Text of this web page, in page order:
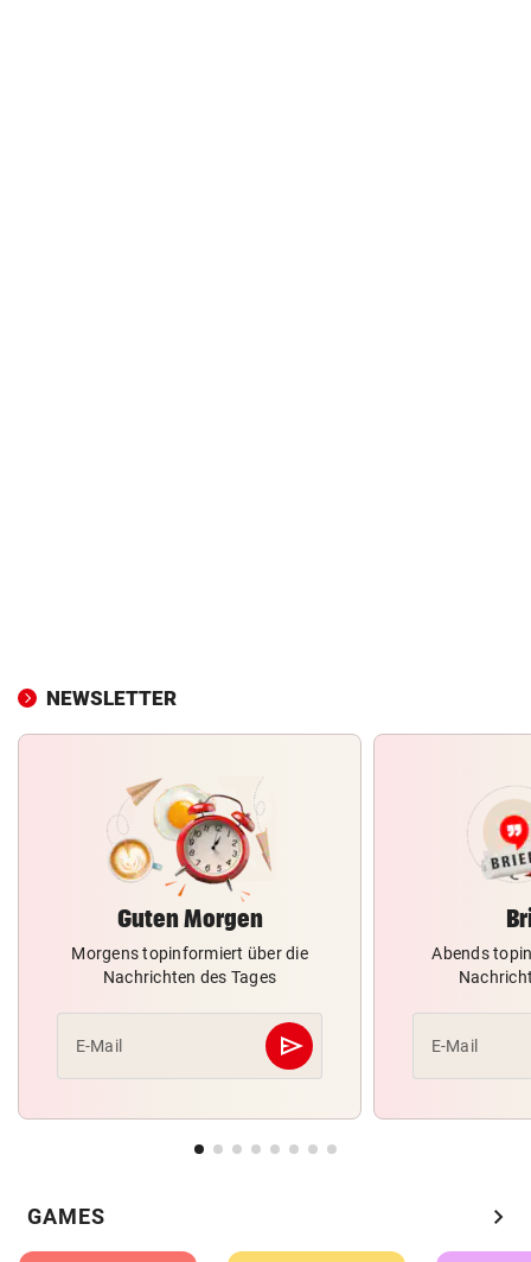
NEWSLETTER
Guten Morgen
Morgens topinformiert über die
Nachrichten des Tages
E-Mail send
Abschicken
Abends
E-Mail
GAMES chevron_right